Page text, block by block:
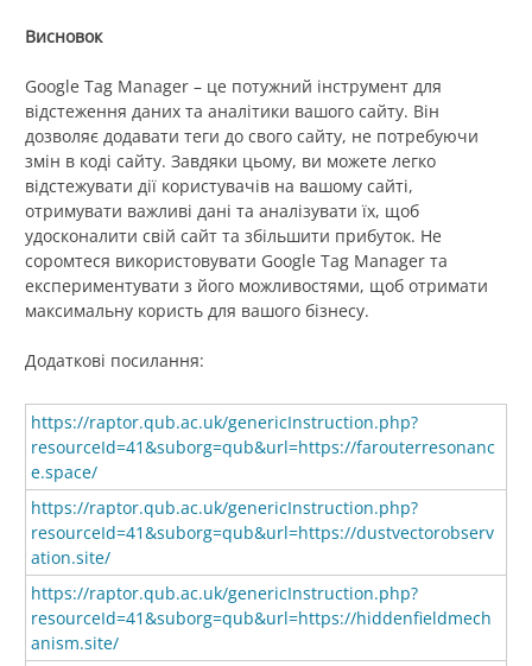
Висновок
Google Tag Manager – це потужний інструмент для
відстеження даних та аналітики вашого сайту. Він
дозволяє додавати теги до свого сайту, не потребуючи
змін в коді сайту. Завдяки цьому, ви можете легко
відстежувати дії користувачів на вашому сайті,
отримувати важливі дані та аналізувати їх, щоб
удосконалити свій сайт та збільшити прибуток. Не
соромтеся використовувати Google Tag Manager та
експериментувати з його можливостями, щоб отримати
максимальну користь для вашого бізнесу.
Додаткові посилання:
https://raptor.qub.ac.uk/genericInstruction.php?
resourceId=41&suborg=qub&url=https://farouterresonanc
e.space/
https://raptor.qub.ac.uk/genericInstruction.php?
resourceId=41&suborg=qub&url=https://dustvectorobserv
ation.site/
https://raptor.qub.ac.uk/genericInstruction.php?
resourceId=41&suborg=qub&url=https://hiddenfieldmech
anism.site/